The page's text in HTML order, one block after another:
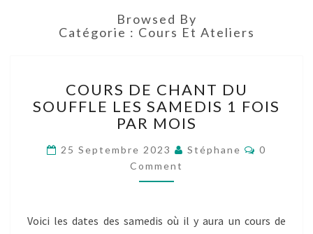
Browsed By
Catégorie : Cours Et Ateliers
DE
CHANT
DU
LES
SAMEDIS
1
PAR
MOIS
COURS DE CHANT DU
SOUFFLE LES SAMEDIS 1 FOIS
PAR MOIS
25 Septembre 2023 Stéphane
0
Comment
Voici les dates des samedis où il y aura un cours de